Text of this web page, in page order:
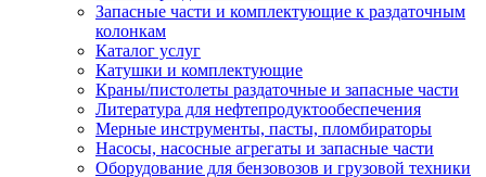
Запасные части и комплектующие к раздаточным
колонкам
Каталог услуг
Катушки и комплектующие
Краны/пистолеты раздаточные и запасные части
Литература для нефтепродуктообеспечения
Мерные инструменты, пасты, пломбираторы
Насосы, насосные агрегаты и запасные части
Оборудование для бензовозов и грузовой техники